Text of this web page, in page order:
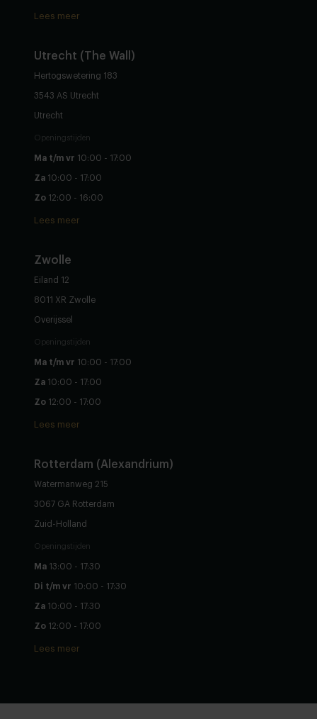
Lees meer
Utrecht (The Wall)
Hertogswetering 183
3543 AS Utrecht
Utrecht
Openingstijden
Ma t/m vr 10:00 - 17:00
Za 10:00 - 17:00
Zo 12:00 - 16:00
Lees meer
Zwolle
Eiland 12
8011 XR Zwolle
Overijssel
Openingstijden
Ma t/m vr 10:00 - 17:00
Za 10:00 - 17:00
Zo 12:00 - 17:00
Lees meer
Rotterdam (Alexandrium)
Watermanweg 215
3067 GA Rotterdam
Zuid-Holland
Openingstijden
Ma 13:00 - 17:30
Di t/m vr 10:00 - 17:30
Za 10:00 - 17:30
Zo 12:00 - 17:00
Lees meer